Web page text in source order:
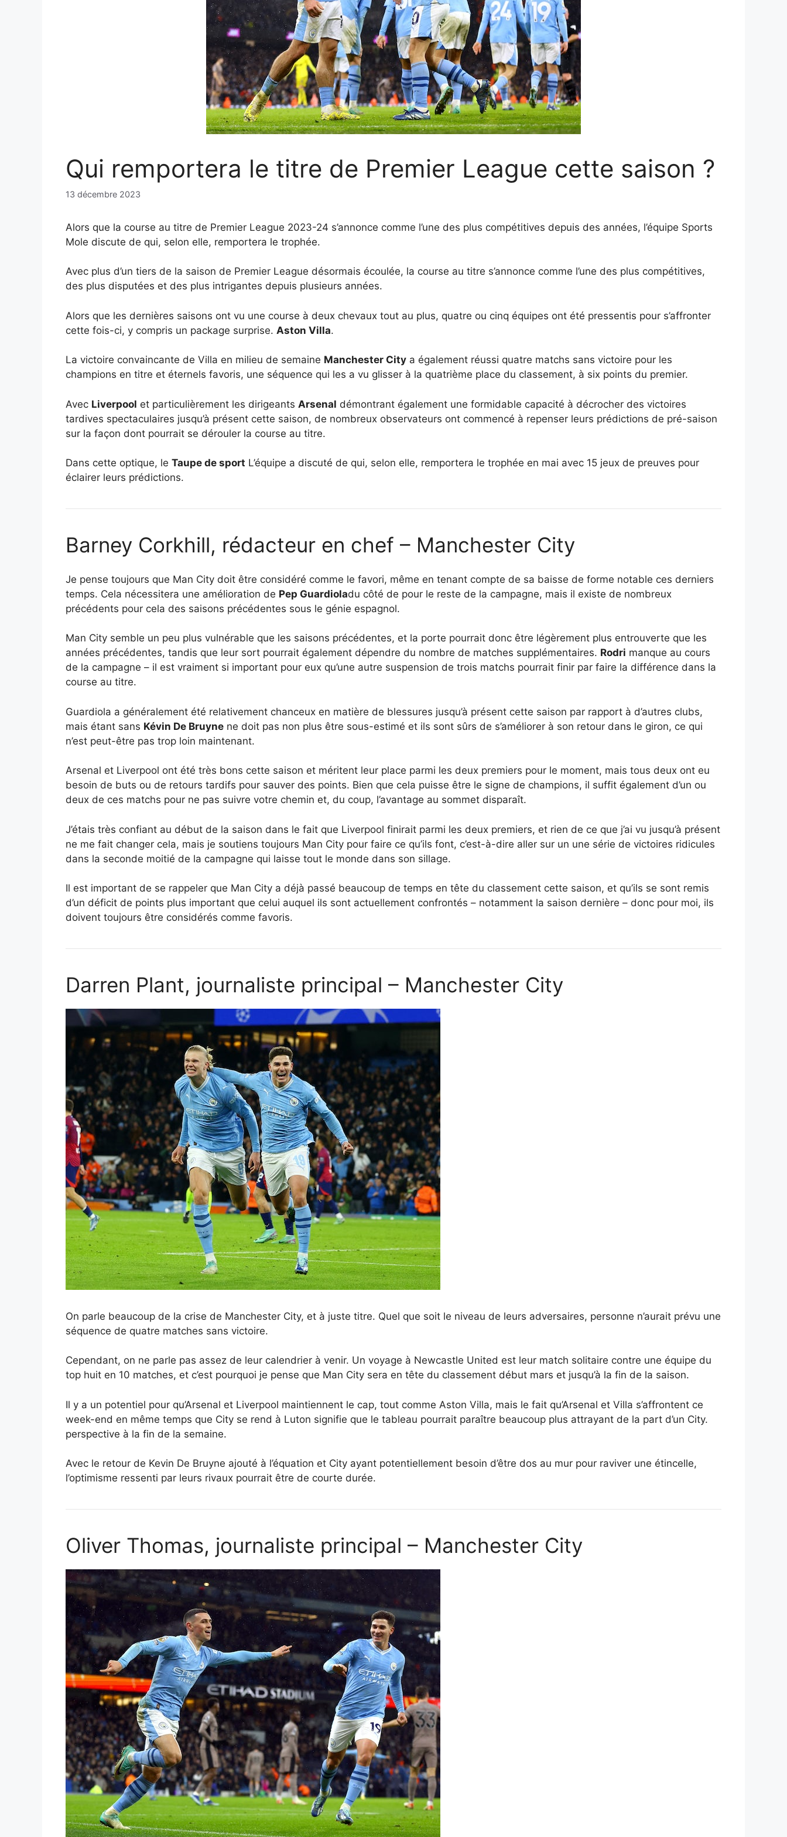
Qui remportera le titre de Premier League cette saison ?
13 décembre 2023
Alors que la course au titre de Premier League 2023-24 s’annonce comme l’une des plus compétitives depuis des années, l’équipe Sports
Mole discute de qui, selon elle, remportera le trophée.
Avec plus d’un tiers de la saison de Premier League désormais écoulée, la course au titre s’annonce comme l’une des plus compétitives,
des plus disputées et des plus intrigantes depuis plusieurs années.
Alors que les dernières saisons ont vu une course à deux chevaux tout au plus, quatre ou cinq équipes ont été pressentis pour s’affronter
cette fois-ci, y compris un package surprise. Aston Villa.
La victoire convaincante de Villa en milieu de semaine Manchester City a également réussi quatre matchs sans victoire pour les
champions en titre et éternels favoris, une séquence qui les a vu glisser à la quatrième place du classement, à six points du premier.
Avec Liverpool et particulièrement les dirigeants Arsenal démontrant également une formidable capacité à décrocher des victoires
tardives spectaculaires jusqu’à présent cette saison, de nombreux observateurs ont commencé à repenser leurs prédictions de pré-saison
sur la façon dont pourrait se dérouler la course au titre.
Dans cette optique, le Taupe de sport L’équipe a discuté de qui, selon elle, remportera le trophée en mai avec 15 jeux de preuves pour
éclairer leurs prédictions.
Barney Corkhill, rédacteur en chef – Manchester City
Je pense toujours que Man City doit être considéré comme le favori, même en tenant compte de sa baisse de forme notable ces derniers
temps. Cela nécessitera une amélioration de Pep Guardioladu côté de pour le reste de la campagne, mais il existe de nombreux
précédents pour cela des saisons précédentes sous le génie espagnol.
Man City semble un peu plus vulnérable que les saisons précédentes, et la porte pourrait donc être légèrement plus entrouverte que les
années précédentes, tandis que leur sort pourrait également dépendre du nombre de matches supplémentaires. Rodri manque au cours
de la campagne – il est vraiment si important pour eux qu’une autre suspension de trois matchs pourrait finir par faire la différence dans la
course au titre.
Guardiola a généralement été relativement chanceux en matière de blessures jusqu’à présent cette saison par rapport à d’autres clubs,
mais étant sans Kévin De Bruyne ne doit pas non plus être sous-estimé et ils sont sûrs de s’améliorer à son retour dans le giron, ce qui
n’est peut-être pas trop loin maintenant.
Arsenal et Liverpool ont été très bons cette saison et méritent leur place parmi les deux premiers pour le moment, mais tous deux ont eu
besoin de buts ou de retours tardifs pour sauver des points. Bien que cela puisse être le signe de champions, il suffit également d’un ou
deux de ces matchs pour ne pas suivre votre chemin et, du coup, l’avantage au sommet disparaît.
J’étais très confiant au début de la saison dans le fait que Liverpool finirait parmi les deux premiers, et rien de ce que j’ai vu jusqu’à présent
ne me fait changer cela, mais je soutiens toujours Man City pour faire ce qu’ils font, c’est-à-dire aller sur un une série de victoires ridicules
dans la seconde moitié de la campagne qui laisse tout le monde dans son sillage.
Il est important de se rappeler que Man City a déjà passé beaucoup de temps en tête du classement cette saison, et qu’ils se sont remis
d’un déficit de points plus important que celui auquel ils sont actuellement confrontés – notamment la saison dernière – donc pour moi, ils
doivent toujours être considérés comme favoris.
Darren Plant, journaliste principal – Manchester City
On parle beaucoup de la crise de Manchester City, et à juste titre. Quel que soit le niveau de leurs adversaires, personne n’aurait prévu une
séquence de quatre matches sans victoire.
Cependant, on ne parle pas assez de leur calendrier à venir. Un voyage à Newcastle United est leur match solitaire contre une équipe du
top huit en 10 matches, et c’est pourquoi je pense que Man City sera en tête du classement début mars et jusqu’à la fin de la saison.
Il y a un potentiel pour qu’Arsenal et Liverpool maintiennent le cap, tout comme Aston Villa, mais le fait qu’Arsenal et Villa s’affrontent ce
week-end en même temps que City se rend à Luton signifie que le tableau pourrait paraître beaucoup plus attrayant de la part d’un City.
perspective à la fin de la semaine.
Avec le retour de Kevin De Bruyne ajouté à l’équation et City ayant potentiellement besoin d’être dos au mur pour raviver une étincelle,
l’optimisme ressenti par leurs rivaux pourrait être de courte durée.
Oliver Thomas, journaliste principal – Manchester City